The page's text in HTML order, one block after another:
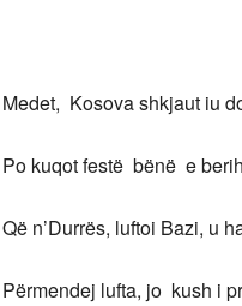
Medet, Kosova shkjaut iu
Po kuqot festë bënë e
Që n’Durrës, luftoi Bazi, u
Përmendej lufta, jo kush i